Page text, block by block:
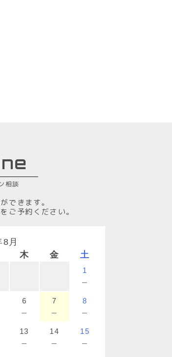
相談
できます。
ご予約ください。
月
木 金 土
1
－
6
－
7
－
8
－
13
－
14
－
15
－